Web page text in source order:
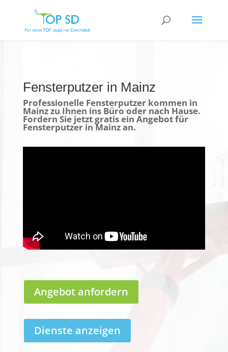
Fensterputzer in Mainz
Professionelle Fensterputzer kommen in
Mainz zu Ihnen ins Büro oder nach Hause.
Fordern Sie jetzt gratis ein Angebot für
Fensterputzer in Mainz an.
Angebot anfordern
Dienste anzeigen